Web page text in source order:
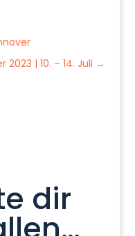
| 10. – 14. Juli →
dir